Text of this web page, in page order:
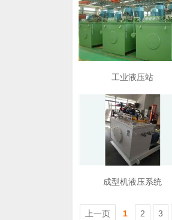
工业液压站
成型机液压系统
上一页 1 2 3